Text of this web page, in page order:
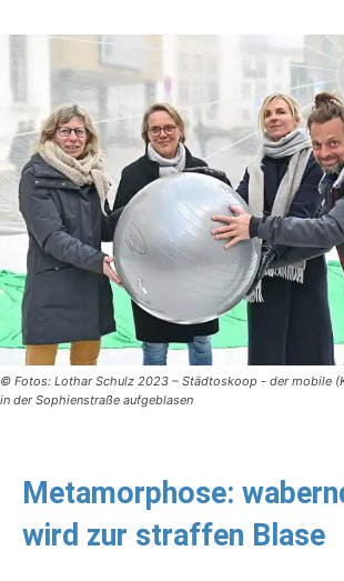
© Fotos: Lothar Schulz 2023 – Städtoskoop - der mobile
in der Sophienstraße aufgeblasen
Metamorphose:
wird zur straffen Blase